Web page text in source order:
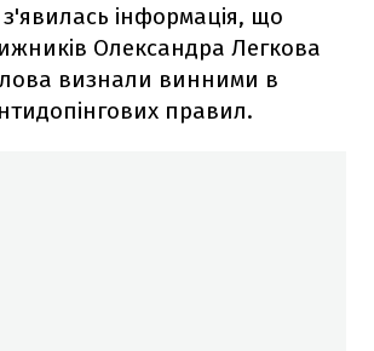
інформація, що
Олександра Легкова
визнали винними в
правил.